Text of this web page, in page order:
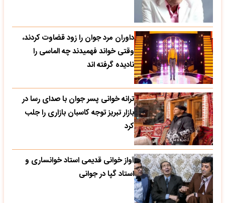
داوران مرد جوان را زود قضاوت کردند،
وقتی خواند فهمیدند چه الماسی را
نادیده گرفته اند
ترانه خوانی پسر جوان با صدای رسا در
بازار تبریز توجه کاسبان بازاری را جلب
کرد
آواز خوانی قدیمی استاد خوانساری و
استاد گپا در جوانی